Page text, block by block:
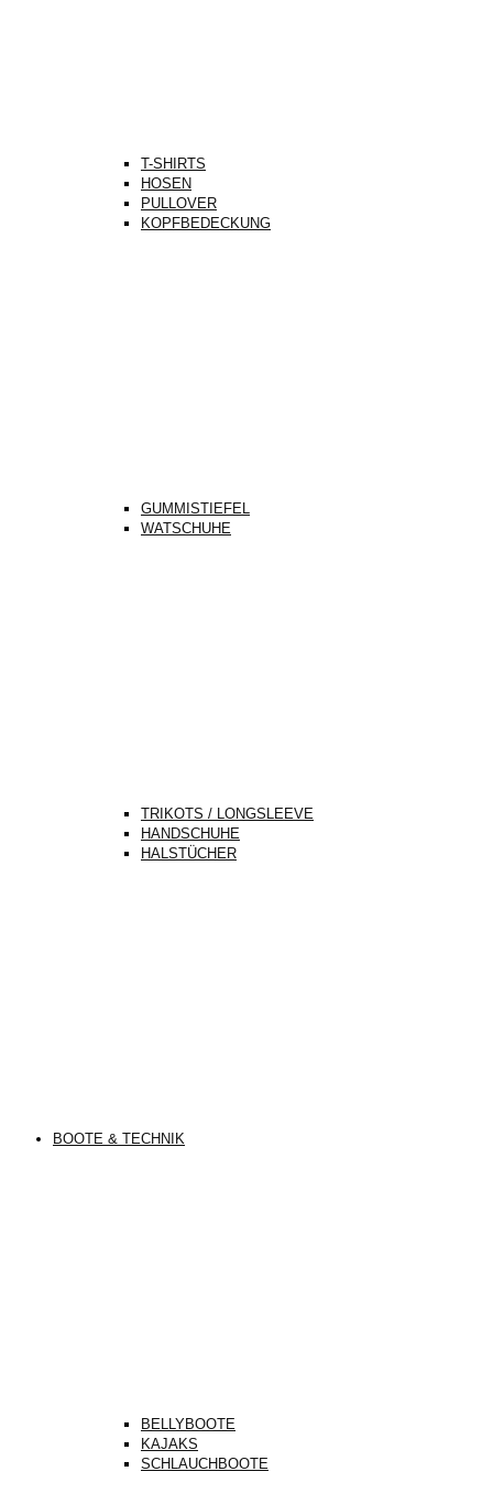
T-SHIRTS
HOSEN
PULLOVER
KOPFBEDECKUNG
GUMMISTIEFEL
WATSCHUHE
TRIKOTS / LONGSLEEVE
HANDSCHUHE
HALSTÜCHER
BOOTE & TECHNIK
BELLYBOOTE
KAJAKS
SCHLAUCHBOOTE